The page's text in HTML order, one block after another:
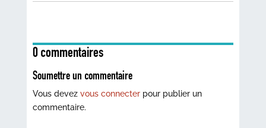
0 commentaires
Soumettre un commentaire
Vous devez vous connecterpour publier un
commentaire.